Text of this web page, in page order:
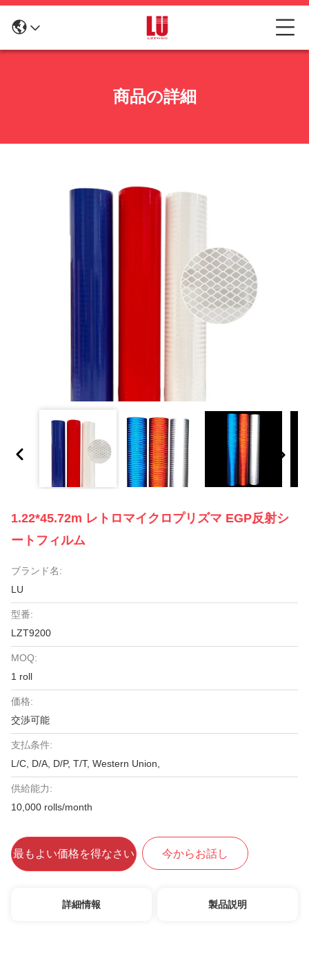
商品の詳細
1.22*45.72m レトロマイクロプリズマ EGP反射シ
ートフィルム
ブランド名:
LU
型番:
LZT9200
MOQ:
1 roll
価格:
交渉可能
支払条件:
L/C, D/A, D/P, T/T, Western Union,
供給能力:
10,000 rolls/month
最もよい価格を得なさい 今からお話し
詳細情報 製品説明